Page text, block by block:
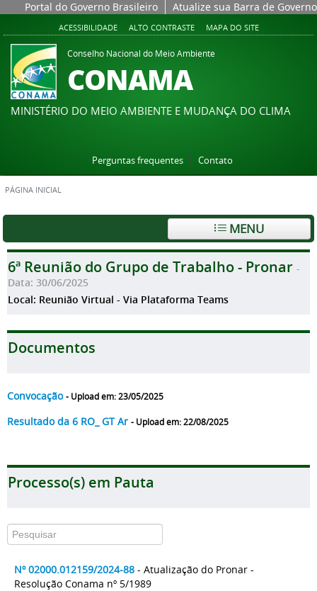
Portal do Governo Brasileiro Atualize sua Barra de Governo
ACESSIBILIDADE ALTO CONTRASTE MAPA DO SITE
Conselho Nacional do Meio Ambiente
CONAMA
MINISTÉRIO DO MEIO AMBIENTE E MUDANÇA DO CLIMA
Perguntas frequentes Contato
PÁGINA INICIAL
MENU
6ª Reunião do Grupo de Trabalho - Pronar -
Data: 30/06/2025
Local: Reunião Virtual - Via Plataforma Teams
Documentos
Convocação - Upload em: 23/05/2025
Resultado da 6 RO_ GT Ar - Upload em: 22/08/2025
Processo(s) em Pauta
Nº 02000.012159/2024-88 - Atualização do Pronar -
Resolução Conama nº 5/1989